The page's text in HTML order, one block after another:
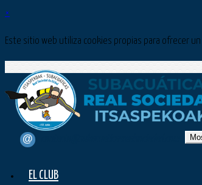
×
Este sitio web utiliza cookies propias para ofrecer
EL CLUB